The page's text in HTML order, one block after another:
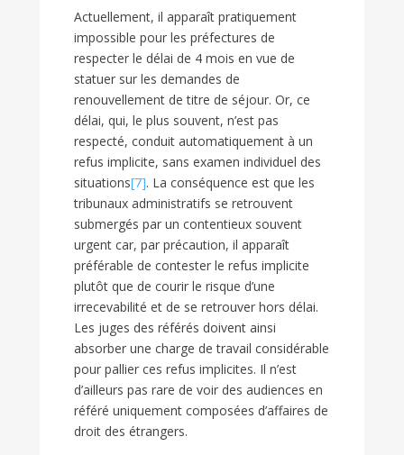
Actuellement, il apparaît pratiquement
impossible pour les préfectures de
respecter le délai de 4 mois en vue de
statuer sur les demandes de
renouvellement de titre de séjour. Or, ce
délai, qui, le plus souvent, n’est pas
respecté, conduit automatiquement à un
refus implicite, sans examen individuel des
situations[7]. La conséquence est que les
tribunaux administratifs se retrouvent
submergés par un contentieux souvent
urgent car, par précaution, il apparaît
préférable de contester le refus implicite
plutôt que de courir le risque d’une
irrecevabilité et de se retrouver hors délai.
Les juges des référés doivent ainsi
absorber une charge de travail considérable
pour pallier ces refus implicites. Il n’est
d’ailleurs pas rare de voir des audiences en
référé uniquement composées d’affaires de
droit des étrangers.